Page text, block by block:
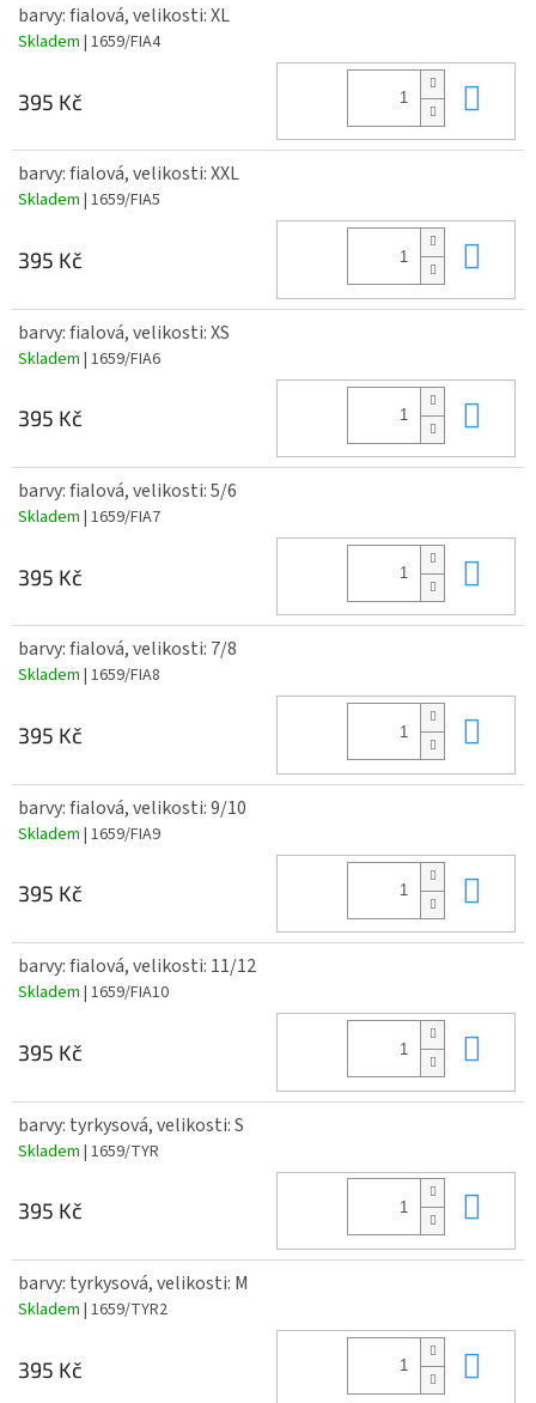
barvy: fialová, velikosti: XL
Skladem | 1659/FIA4
395 Kč
barvy: fialová, velikosti: XXL
Skladem | 1659/FIA5
395 Kč
barvy: fialová, velikosti: XS
Skladem | 1659/FIA6
395 Kč
barvy: fialová, velikosti: 5/6
Skladem | 1659/FIA7
395 Kč
barvy: fialová, velikosti: 7/8
Skladem | 1659/FIA8
395 Kč
barvy: fialová, velikosti: 9/10
Skladem | 1659/FIA9
395 Kč
barvy: fialová, velikosti: 11/12
Skladem | 1659/FIA10
395 Kč
barvy: tyrkysová, velikosti: S
Skladem | 1659/TYR
395 Kč
barvy: tyrkysová, velikosti: M
Skladem | 1659/TYR2
395 Kč